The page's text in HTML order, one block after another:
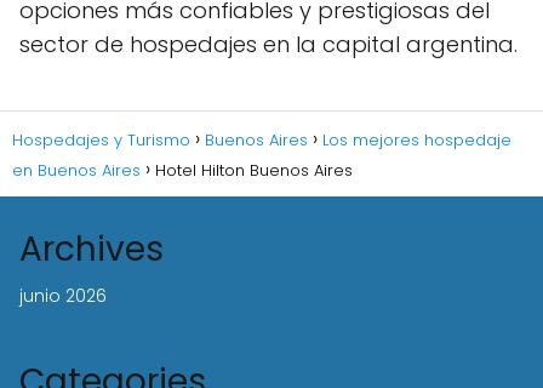
opciones más confiables y prestigiosas del
sector de hospedajes en la capital argentina.
Hospedajes y Turismo Buenos Aires
Los mejores hospedaje
en Buenos Aires
Hotel Hilton Buenos Aires
Archives
junio 2026